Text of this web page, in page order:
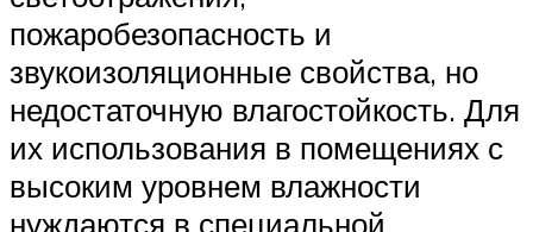
пожаробезопасность и
звукоизоляционные свойства, но
недостаточную влагостойкость. Для
их использования в помещениях с
высоким уровнем влажности
нуждаются в специальной